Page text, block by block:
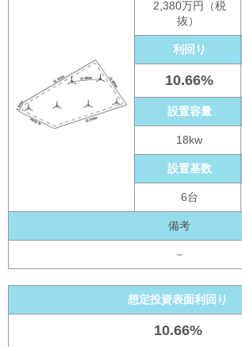
2,380万円（税
抜）
利回り
10.66%
設置容量
18kw
設置基数
6台
備考
－
想定投資表面利回り
10.66%